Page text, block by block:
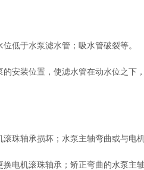
低于水泵滤水管；吸水管破裂等。
安装位置，使滤水管在动水位之下
珠轴承损坏；水泵主轴弯曲或与电
电机滚珠轴承；矫正弯曲的水泵主